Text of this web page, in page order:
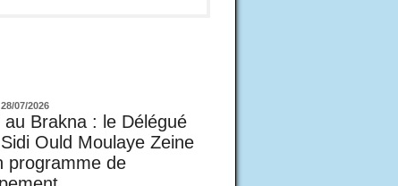
28/07/2026
au Brakna : le Délégué
Ould Moulaye Zeine
programme de